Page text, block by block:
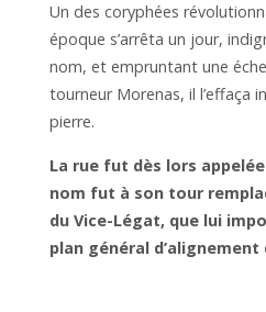
Un des coryphées
époque s’arrêta un jour,
nom, et empruntant une
tourneur Morenas, il l’effaça
pierre.
La rue fut dès lors appelée
nom fut à son tour
du Vice-Légat, que lui
plan général d’alignement